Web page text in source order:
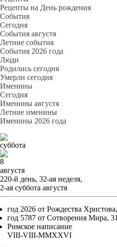
Рецепты на День рождения
События
Cегодня
События августя
Летние события
События 2026 года
Люди
Родились сегодня
Умерли сегодня
Именины
Cегодня
Именины августя
Летние именины
Именины 2026 года
суббота
8
августя
220-й день, 32-ая неделя,
2-ая суббота августя
год 2026 от Рождества
год 5787 от Сотворения Мира,
Римское написание
VIII-VIII-MMXXVI